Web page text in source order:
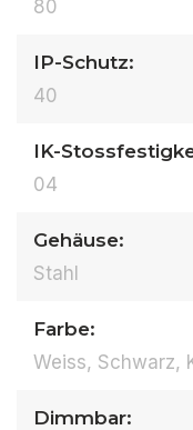
80
IP-Schutz:
40
IK-
04
Gehäuse:
Stahl
Farbe:
Weiss, Schwarz,
Dimmbar: